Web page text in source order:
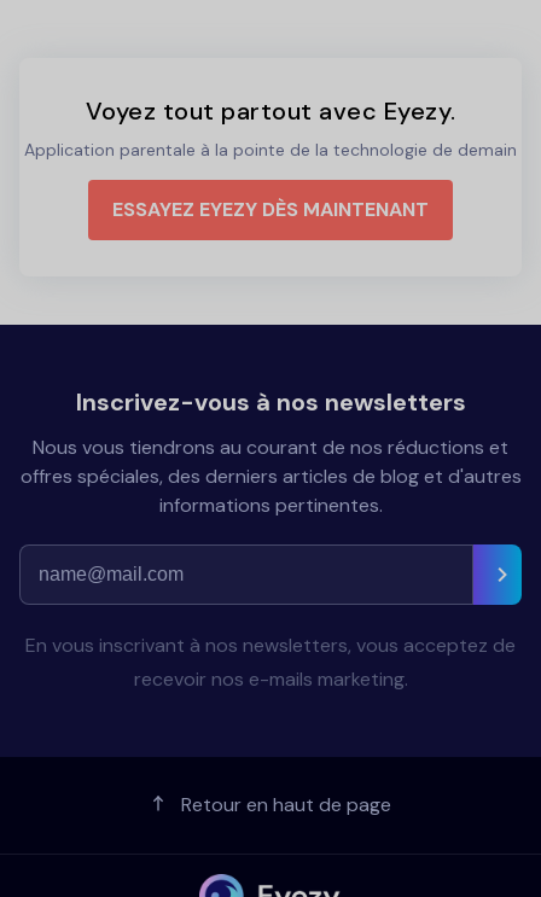
Voyez tout partout avec Eyezy.
Application parentale à la pointe de la technologie de demain
ESSAYEZ EYEZY DÈS MAINTENANT
Inscrivez-vous à nos newsletters
Nous vous tiendrons au courant de nos réductions et
offres spéciales, des derniers articles de blog et d'autres
informations pertinentes.
En vous inscrivant à nos newsletters, vous acceptez de
recevoir nos e-mails marketing.
Retour en haut de page